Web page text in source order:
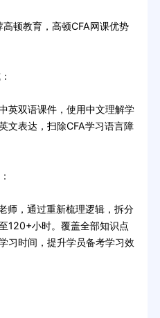
教育，高顿CFA网课优势
双语课件，使用中文理解学
文表达，扫除CFA学习语言障
，通过重新梳理逻辑，拆分
120+小时。覆盖全部知识点
习时间，提升学员备考学习效